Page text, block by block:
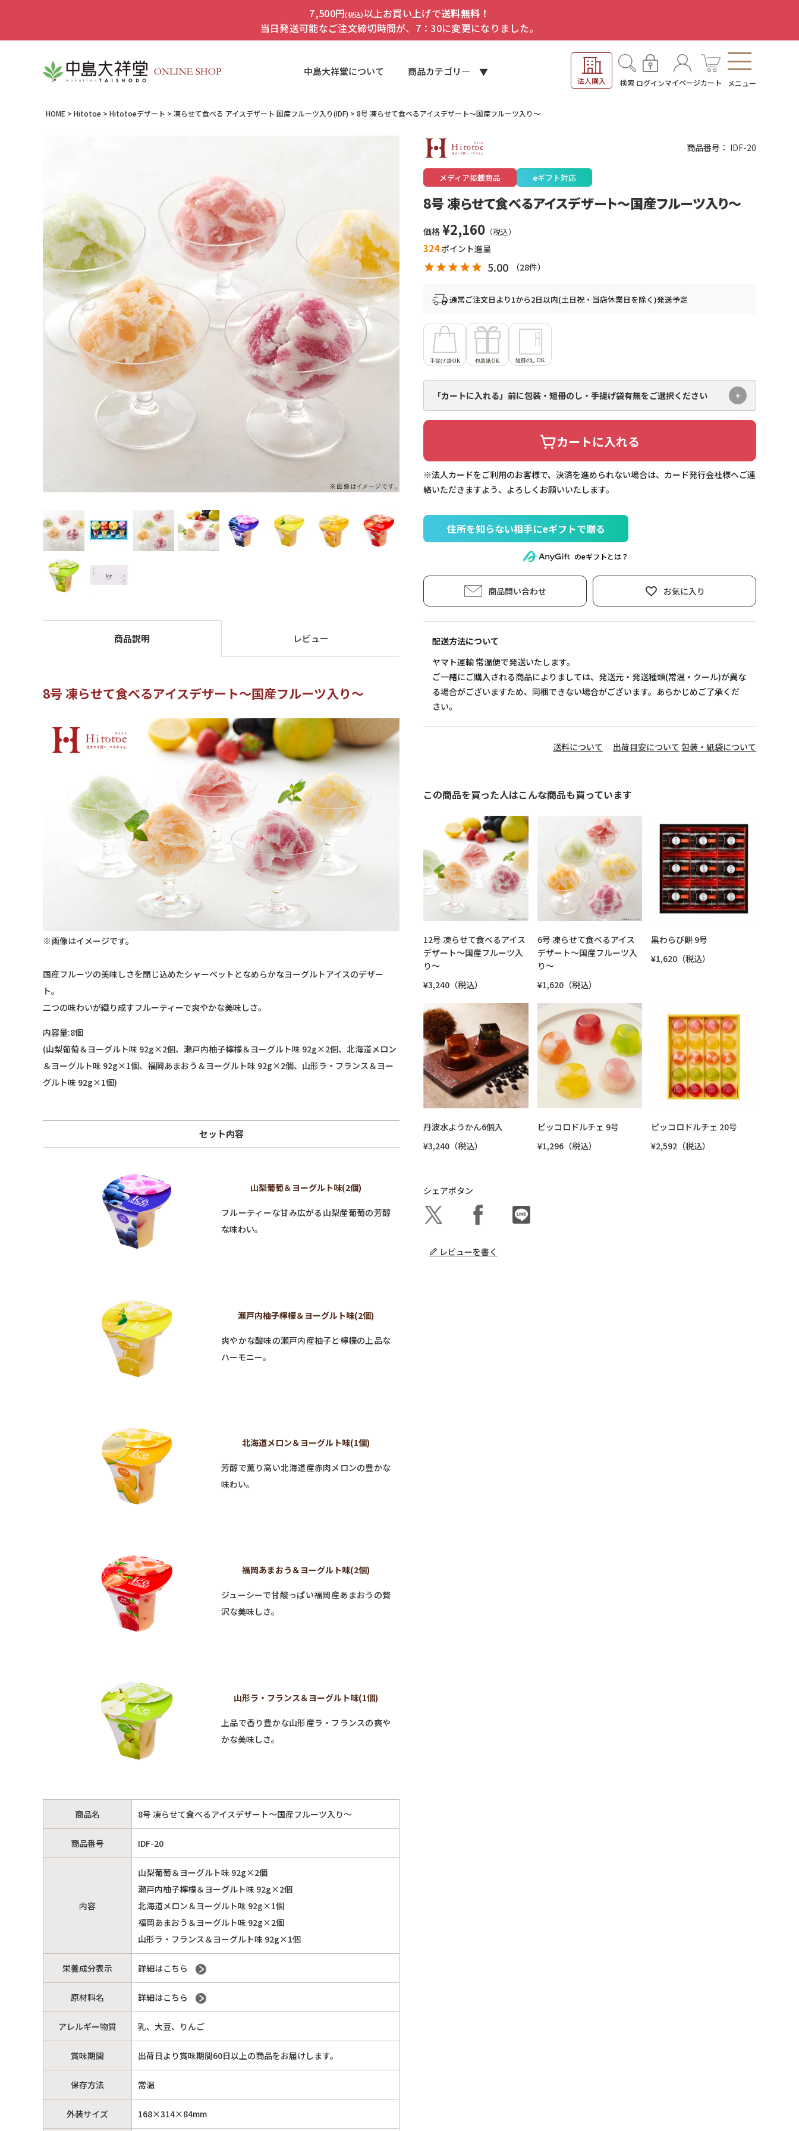
7,500円(税込)以上お買い上げで送料無料！
当日発送可能なご注文締切時間が、7：30に変更になりました。
中島大祥堂について 商品カテゴリ―
法人購入 検索 ログインマイページカート メニュー
HOME Hitotoe Hitotoeデザート 凍らせて食べる アイスデザート 国産フルーツ入り(IDF) 8号 凍らせて食べるアイスデザート～国産フルーツ入り～
商品説明 レビュー
8号 凍らせて食べるアイスデザート～国産フルーツ入り～
※画像はイメージです。
国産フルーツの美味しさを閉じ込めたシャーベットとなめらかなヨーグルトアイスのデザー
ト。
二つの味わいが織り成すフルーティーで爽やかな美味しさ。
内容量:8個
(山梨葡萄＆ヨーグルト味 92g×2個、瀬戸内柚子檸檬＆ヨーグルト味 92g×2個、北海道メロン
＆ヨーグルト味 92g×1個、福岡あまおう＆ヨーグルト味 92g×2個、山形ラ・フランス＆ヨー
グルト味 92g×1個)
セット内容
山梨葡萄＆ヨーグルト味(2個)
フルーティーな甘み広がる山梨産葡萄の芳醇
な味わい。
瀬戸内柚子檸檬＆ヨーグルト味(2個)
爽やかな酸味の瀬戸内産柚子と檸檬の上品な
ハーモニー。
北海道メロン＆ヨーグルト味(1個)
芳醇で薫り高い北海道産赤肉メロンの豊かな
味わい。
福岡あまおう＆ヨーグルト味(2個)
ジューシーで甘酸っぱい福岡産あまおうの贅
沢な美味しさ。
山形ラ・フランス＆ヨーグルト味(1個)
上品で香り豊かな山形産ラ・フランスの爽や
かな美味しさ。
商品名 8号 凍らせて食べるアイスデザート～国産フルーツ入り～
商品番号 IDF-20
内容
山梨葡萄＆ヨーグルト味 92g×2個
瀬戸内柚子檸檬＆ヨーグルト味 92g×2個
北海道メロン＆ヨーグルト味 92g×1個
福岡あまおう＆ヨーグルト味 92g×2個
山形ラ・フランス＆ヨーグルト味 92g×1個
栄養成分表示 詳細はこちら
原材料名 詳細はこちら
アレルギー物質 乳、大豆、りんご
賞味期間 出荷日より賞味期間60日以上の商品をお届けします。
保存方法 常温
外装サイズ 168×314×84mm
商品番号 IDF-20
メディア掲載商品 eギフト対応
8号 凍らせて食べるアイスデザート～国産フルーツ入り～
価格 ¥2,160
324ポイント進呈
5.00 28
通常ご注文日より1から2日以内(土日祝・当店休業日を除く)発送予定
「カートに入れる」前に包装・短冊のし・手提げ袋有無をご選択ください
カートに入れる
※法人カードをご利用のお客様で、決済を進められない場合は、カード発行会社様へご連
絡いただきますよう、よろしくお願いいたします。
住所を知らない相手にeギフトで贈る
のeギフトとは？
商品問い合わせ お気に入り
配送方法について
ヤマト運輸 常温便で発送いたします。
ご一緒にご購入される商品によりましては、発送元・発送種類(常温・クール)が異な
る場合がございますため、同梱できない場合がございます。あらかじめご了承くだ
さい。
送料について 出荷目安について 包装・紙袋について
この商品を買った人はこんな商品も買っています
12号 凍らせて食べるアイス
デザート～国産フルーツ入
り～
¥3,240（税込）
6号 凍らせて食べるアイス
デザート～国産フルーツ入
り～
¥1,620（税込）
黒わらび餅 9号
¥1,620（税込）
丹波水ようかん6個入
¥3,240（税込）
ピッコロドルチェ 9号
¥1,296（税込）
ピッコロドルチェ 20号
¥2,592（税込）
シェアボタン
レビューを書く